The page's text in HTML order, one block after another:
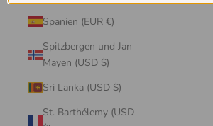
Spanien (EUR €)
Spitzbergen und Jan
Mayen (USD $)
Sri Lanka (USD $)
St. Barthélemy (USD